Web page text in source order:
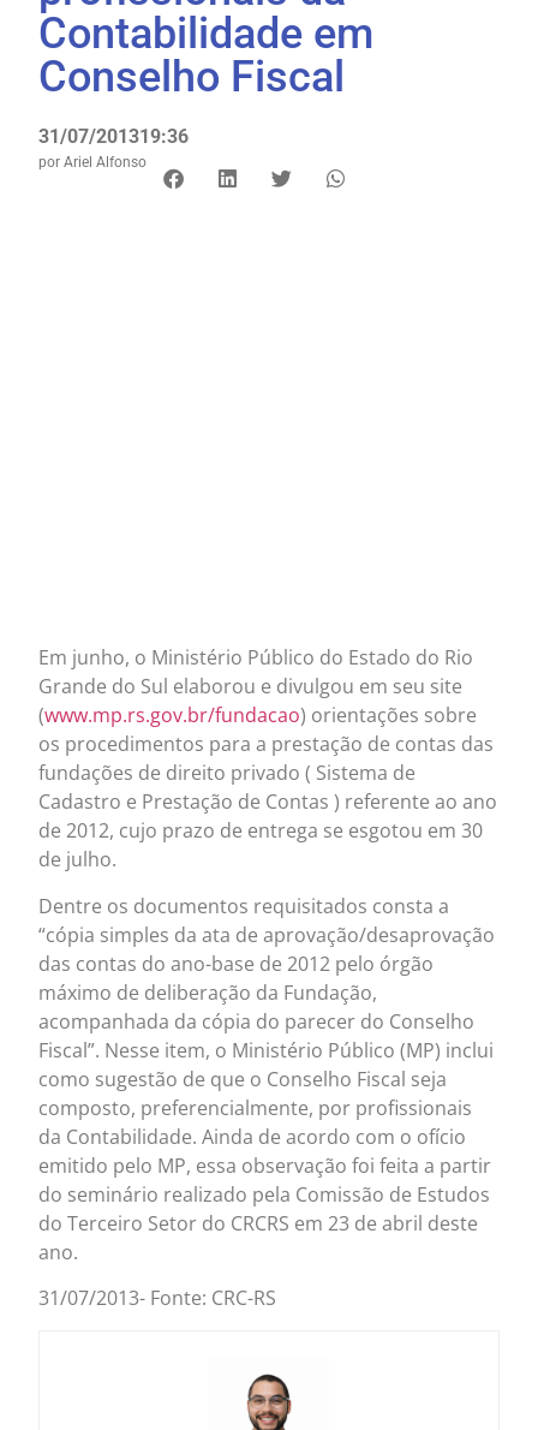
Contabilidade em
Conselho Fiscal
31/07/201319:36
por Ariel Alfonso
Em junho, o Ministério Público do Estado do Rio
Grande do Sul elaborou e divulgou em seu site
(www.mp.rs.gov.br/fundacao) orientações sobre
os procedimentos para a prestação de contas das
fundações de direito privado ( Sistema de
Cadastro e Prestação de Contas ) referente ao ano
de 2012, cujo prazo de entrega se esgotou em 30
de julho.
Dentre os documentos requisitados consta a
“cópia simples da ata de aprovação/desaprovação
das contas do ano-base de 2012 pelo órgão
máximo de deliberação da Fundação,
acompanhada da cópia do parecer do Conselho
Fiscal”. Nesse item, o Ministério Público (MP) inclui
como sugestão de que o Conselho Fiscal seja
composto, preferencialmente, por profissionais
da Contabilidade. Ainda de acordo com o ofício
emitido pelo MP, essa observação foi feita a partir
do seminário realizado pela Comissão de Estudos
do Terceiro Setor do CRCRS em 23 de abril deste
ano.
31/07/2013- Fonte: CRC-RS